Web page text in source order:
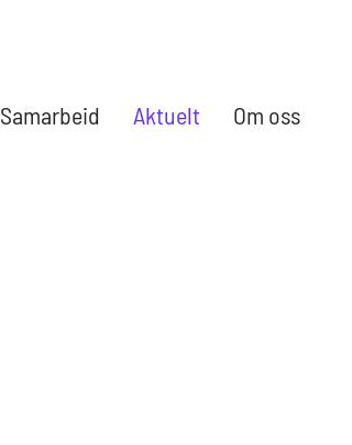
Samarbeid Aktuelt Om oss